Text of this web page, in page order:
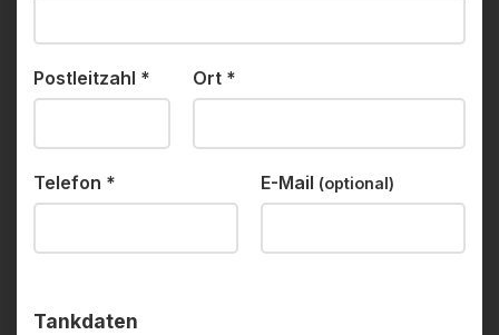
Postleitzahl * Ort *
Telefon * E-Mail (optional)
Tankdaten